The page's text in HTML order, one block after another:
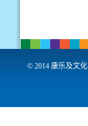
© 2014 康乐及文